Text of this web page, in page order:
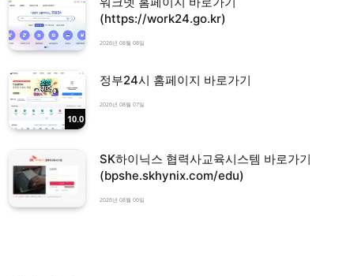
(https://work24.go.kr)
2026년 08월 08일
10.0
정부24시 홈페이지 바로가기
2026년 08월 07일
SK하이닉스 협력사교육시스템 바로가기
(bpshe.skhynix.com/edu)
2026년 08월 06일